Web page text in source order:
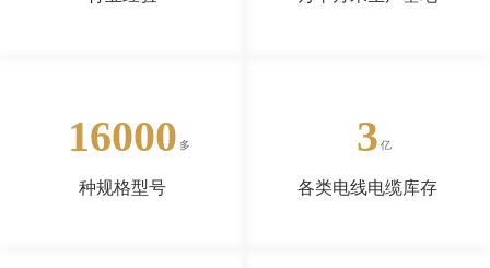
16000
种规格型号
3
各类电线电缆库存